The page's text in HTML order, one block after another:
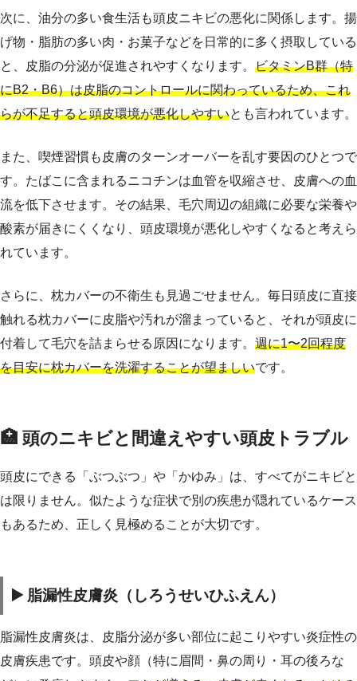
次に、油分の多い食生活も頭皮ニキビの悪化に関係します。揚
げ物・脂肪の多い肉・お菓子などを日常的に多く摂取している
と、皮脂の分泌が促進されやすくなります。 ビタミンB群（特
にB2・B6）は皮脂のコントロールに関わっているため、これ
らが不足すると頭皮環境が悪化しやすいとも言われています。
また、喫煙習慣も皮膚のターンオーバーを乱す要因のひとつで
す。たばこに含まれるニコチンは血管を収縮させ、皮膚への血
流を低下させます。その結果、毛穴周辺の組織に必要な栄養や
酸素が届きにくくなり、頭皮環境が悪化しやすくなると考えら
れています。
さらに、枕カバーの不衛生も見過ごせません。毎日頭皮に直接
触れる枕カバーに皮脂や汚れが溜まっていると、それが頭皮に
付着して毛穴を詰まらせる原因になります。 週に1〜2回程度
を目安に枕カバーを洗濯することが望ましいです。
🏥 頭のニキビと間違えやすい頭皮トラブル
頭皮にできる「ぶつぶつ」や「かゆみ」は、すべてがニキビと
は限りません。似たような症状で別の疾患が隠れているケース
もあるため、正しく見極めることが大切です。
▶️ 脂漏性皮膚炎（しろうせいひふえん）
脂漏性皮膚炎は、皮脂分泌が多い部位に起こりやすい炎症性の
皮膚疾患です。頭皮や顔（特に眉間・鼻の周り・耳の後ろな